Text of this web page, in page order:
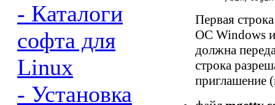
- Каталоги
софта для
Linux
- Установка
Первая
ОС Windows
должна
строка
приглашение